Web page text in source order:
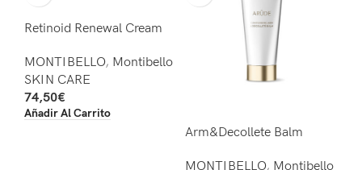
Retinoid Renewal Cream
MONTIBELLO, Montibello
SKIN CARE
74,50€
Añadir Al Carrito
Arm&Decollete Balm
MONTIBELLO, Montibello